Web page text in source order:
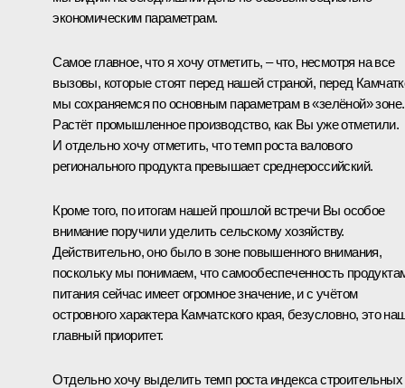
экономическим параметрам.
Самое главное, что я хочу отметить, – что, несмотря на все
вызовы, которые стоят перед нашей страной, перед
мы сохраняемся по основным параметрам в «зелёной» зоне.
Растёт промышленное производство, как Вы уже отметили.
И отдельно хочу отметить, что темп роста валового
регионального продукта превышает среднероссийский.
Кроме того, по итогам нашей прошлой встречи Вы особое
внимание поручили уделить сельскому хозяйству.
Действительно, оно было в зоне повышенного внимания,
поскольку мы понимаем, что самообеспеченность
питания сейчас имеет огромное значение, и с учётом
островного характера Камчатского края, безусловно, это
главный приоритет.
Отдельно хочу выделить темп роста индекса строительных